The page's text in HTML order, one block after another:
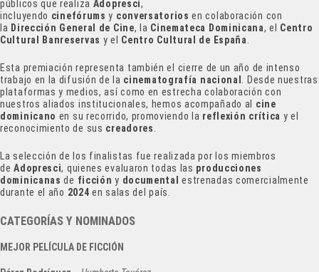
públicos que realiza Adopresci,
incluyendo cinefórums y conversatorios en colaboración con
la Dirección General de Cine, la Cinemateca Dominicana, el Centro
Cultural Banreservas y el Centro Cultural de España
Esta premiación representa también el cierre de un año de intenso
trabajo en la difusión de la cinematografía nacional
. Desde nuestras
plataformas y medios, así como en estrecha colaboración con
nuestros aliados institucionales, hemos acompañado al cine
dominicano en su recorrido, promoviendo la reflexión crítica y el
reconocimiento de sus creadores
La selección de los finalistas fue realizada por los miembros
deAdopresci, quienes evaluaron todas las producciones
dominicanas de ficción y documental
estrenadas comercialmente
durante el año 2024 en salas del país.
CATEGORÍAS Y NOMINADOS
MEJOR PELÍCULA DE FICCIÓN